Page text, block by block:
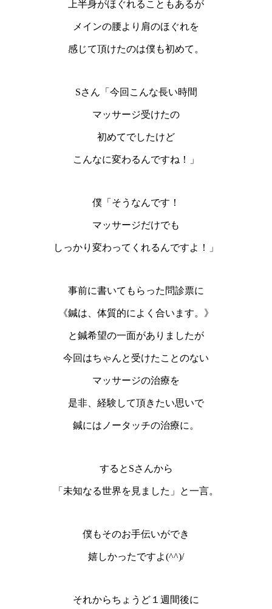
上半身がほぐれることもあるが
メインの腰より肩のほぐれを
感じて頂けたのは僕も初めて。
Sさん「今回こんな長い時間
マッサージ受けたの
初めてでしたけど
こんなに変わるんですね！」
僕「そうなんです！
マッサージだけでも
しっかり変わってくれるんですよ！」
事前に書いてもらった問診票に
《鍼は、体質的によく合います。》
と鍼希望の一面がありましたが
今回はちゃんと受けたことのない
マッサージの治療を
是非、経験して頂きたい思いで
鍼にはノータッチの治療に。
するとSさんから
「未知なる世界を見ました」と一言。
僕もそのお手伝いができ
嬉しかったですよ(^^)/
それからちょうど１週間後に